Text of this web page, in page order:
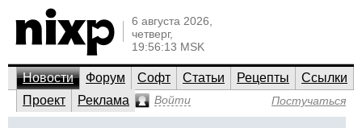
6 августа 2026,
четверг,
19:56:13 MSK
Новости Форум Софт Статьи Рецепты
Ссылки
Проект
Реклама Войти Постучаться